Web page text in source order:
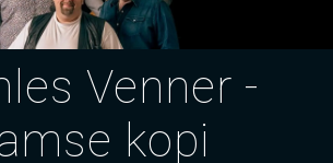
Venner -
kopi